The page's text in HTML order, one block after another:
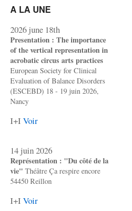
A LA UNE
2026 june 18th
Presentation : The importance
of the vertical representation in
acrobatic circus arts practices
European Society for Clinical
Evaluation of Balance Disorders
(ESCEBD) 18 - 19 juin 2026,
Nancy
I+I Voir
14 juin 2026
Représentation : "Du côté de la
vie" Théâtre Ça respire encore
54450 Reillon
I+I Voir